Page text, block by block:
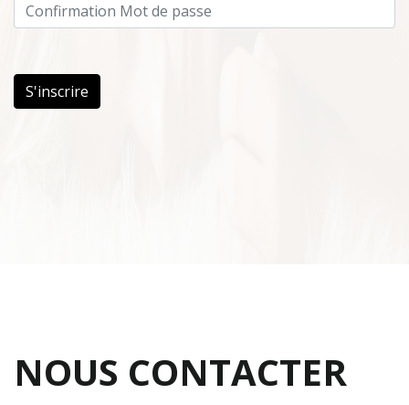
S'inscrire
NOUS CONTACTER